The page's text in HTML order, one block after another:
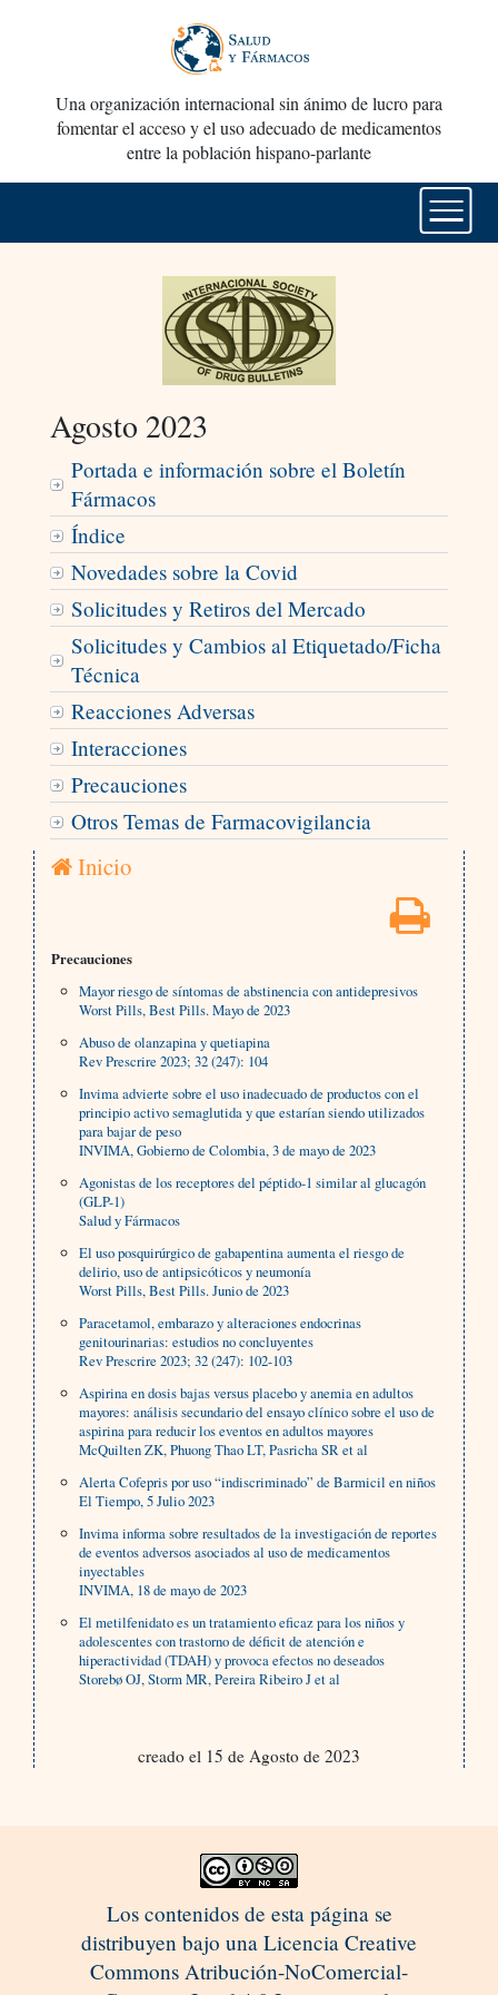
Una organización internacional sin ánimo de lucro para
fomentar el acceso y el uso adecuado de medicamentos
entre la población hispano-parlante
Agosto 2023
Portada e información sobre el Boletín
Fármacos
Índice
Novedades sobre la Covid
Solicitudes y Retiros del Mercado
Solicitudes y Cambios al Etiquetado/Ficha
Técnica
Reacciones Adversas
Interacciones
Precauciones
Otros Temas de Farmacovigilancia
Inicio
Precauciones
Mayor riesgo de síntomas de abstinencia con antidepresivos
Worst Pills, Best Pills. Mayo de 2023
Abuso de olanzapina y quetiapina
Rev Prescrire 2023; 32 (247): 104
Invima advierte sobre el uso inadecuado de productos con el
principio activo semaglutida y que estarían siendo utilizados
para bajar de peso
INVIMA, Gobierno de Colombia, 3 de mayo de 2023
Agonistas de los receptores del péptido-1 similar al glucagón
(GLP-1)
Salud y Fármacos
El uso posquirúrgico de gabapentina aumenta el riesgo de
delirio, uso de antipsicóticos y neumonía
Worst Pills, Best Pills. Junio de 2023
Paracetamol, embarazo y alteraciones endocrinas
genitourinarias: estudios no concluyentes
Rev Prescrire 2023; 32 (247): 102-103
Aspirina en dosis bajas versus placebo y anemia en adultos
mayores: análisis secundario del ensayo clínico sobre el uso de
aspirina para reducir los eventos en adultos mayores
McQuilten ZK, Phuong Thao LT, Pasricha SR et al
Alerta Cofepris por uso “indiscriminado” de Barmicil en niños
El Tiempo, 5 Julio 2023
Invima informa sobre resultados de la investigación de reportes
de eventos adversos asociados al uso de medicamentos
inyectables
INVIMA, 18 de mayo de 2023
El metilfenidato es un tratamiento eficaz para los niños y
adolescentes con trastorno de déficit de atención e
hiperactividad (TDAH) y provoca efectos no deseados
Storebø OJ, Storm MR, Pereira Ribeiro J et al
creado el 15 de Agosto de 2023
Los contenidos de esta página se
distribuyen bajo una Licencia Creative
Commons Atribución-NoComercial-